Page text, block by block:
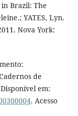
Brazil: The
YATES, Lyn.
Nova York:
de
em:
. Acesso